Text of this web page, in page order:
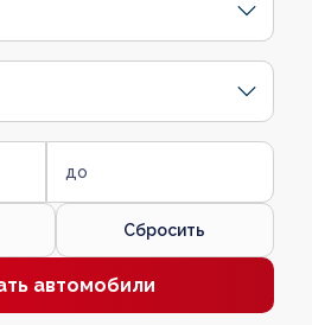
до
Сбросить
автомобили